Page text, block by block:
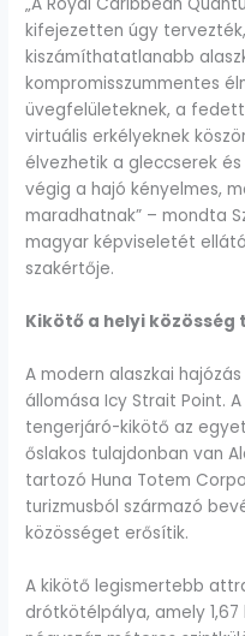
kifejezetten úgy
kiszámíthatatlanabb
kompromisszummentes
üvegfelületeknek, a
virtuális erkélyeknek
élvezhetik a gleccserek
végig a hajó kényelmes,
maradhatnak” – mondta
magyar képviseletét
szakértője.
Kikötő a helyi
A modern alaszkai
állomása Icy Strait Point.
tengerjáró-kikötő az
őslakos tulajdonban van
tartozó Huna Totem
turizmusból származó
közösséget erősítik.
A kikötő legismertebb
drótkötélpálya, amely